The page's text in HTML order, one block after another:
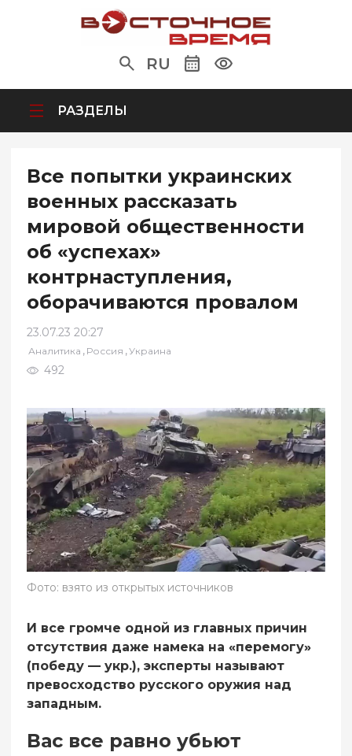
RU
РАЗДЕЛЫ
Все попытки украинских
военных рассказать
мировой общественности
об «успехах»
контрнаступления,
оборачиваются провалом
23.07.23 20:27
Аналитика , Россия ,Украина
492
Фото: взято из открытых источников
И все громче одной из главных причин
отсутствия даже намека на «перемогу»
(победу — укр.), эксперты называют
превосходство русского оружия над
западным.
Вас все равно убьют